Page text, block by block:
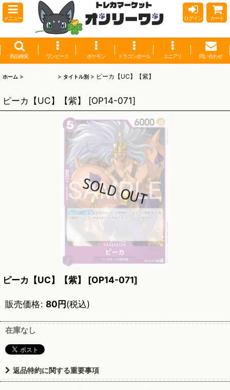
メニュー ログイン カート
商品検索 ワンピース ポケモン ドラゴンボール ユニアリ 問い合わせ
ホーム > > タイトル別 > ピーカ【UC】【紫】
ピーカ【UC】【紫】 [OP14-071]
ピーカ【UC】【紫】 [OP14-071]
販売価格: 80円(税込)
在庫なし
返品特約に関する重要事項